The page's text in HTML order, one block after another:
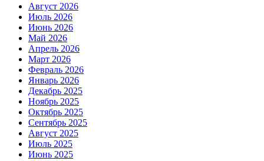
Август 2026
Июль 2026
Июнь 2026
Май 2026
Апрель 2026
Март 2026
Февраль 2026
Январь 2026
Декабрь 2025
Ноябрь 2025
Октябрь 2025
Сентябрь 2025
Август 2025
Июль 2025
Июнь 2025